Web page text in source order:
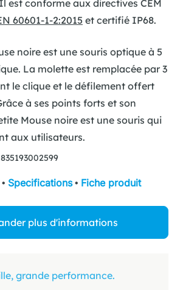
est conforme aux directives CEM
60601-1-2:2015 et certifié IP68.
noire est une souris optique à 5
La molette est remplacée par 3
le clique et le défilement offert
à ses points forts et son
Mouse noire est une souris qui
aux utilisateurs.
835193002599
• Specifications • Fiche produit
plus d'informations
grande performance.